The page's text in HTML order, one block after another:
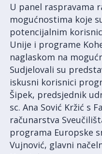
U panel raspravama
mogućnostima koje
potencijalnim
Unije i programe
naglaskom na
Sudjelovali su
iskusni korisnici
Šipek, predsjednik
sc. Ana Sović Kržić s
računarstva
programa Europske
Vujnović, glavni